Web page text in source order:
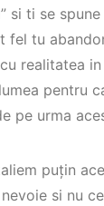
si ti se
fel tu
realitatea
pentru
pe urma
puțin
si nu